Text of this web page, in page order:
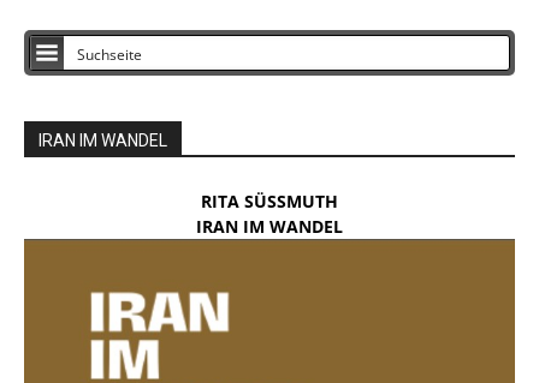
IRAN IM WANDEL
RITA SÜSSMUTH
IRAN IM WANDEL